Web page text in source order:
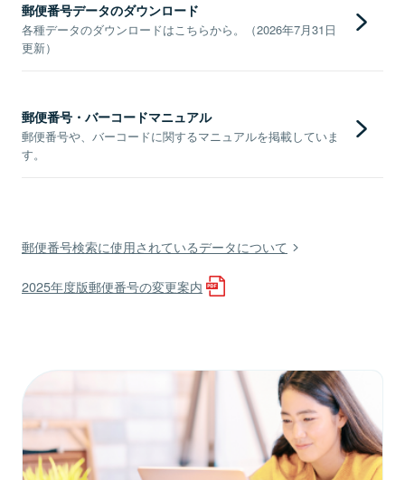
郵便番号データのダウンロード
各種データのダウンロードはこちらから。（2026年7月31日
更新）
郵便番号・バーコードマニュアル
郵便番号や、バーコードに関するマニュアルを掲載していま
す。
郵便番号検索に使用されているデータについて
2025年度版郵便番号の変更案内